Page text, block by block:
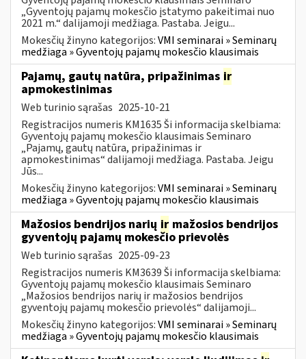
„Gyventojų pajamų mokesčio įstatymo pakeitimai nuo
2021 m.“ dalijamoji medžiaga. Pastaba. Jeigu...
Mokesčių žinyno kategorijos:VMI seminarai » Seminarų
medžiaga » Gyventojų pajamų mokesčio klausimais
Pajamų, gautų natūra, pripažinimas ir
apmokestinimas
Web turinio sąrašas 2025-10-21
Registracijos numeris KM1635 Ši informacija skelbiama:
Gyventojų pajamų mokesčio klausimais Seminaro
„Pajamų, gautų natūra, pripažinimas ir
apmokestinimas“ dalijamoji medžiaga. Pastaba. Jeigu
Jūs...
Mokesčių žinyno kategorijos:VMI seminarai » Seminarų
medžiaga » Gyventojų pajamų mokesčio klausimais
Mažosios bendrijos narių ir mažosios bendrijos
gyventojų pajamų mokesčio prievolės
Web turinio sąrašas 2025-09-23
Registracijos numeris KM3639 Ši informacija skelbiama:
Gyventojų pajamų mokesčio klausimais Seminaro
„Mažosios bendrijos narių ir mažosios bendrijos
gyventojų pajamų mokesčio prievolės“ dalijamoji...
Mokesčių žinyno kategorijos:VMI seminarai » Seminarų
medžiaga » Gyventojų pajamų mokesčio klausimais